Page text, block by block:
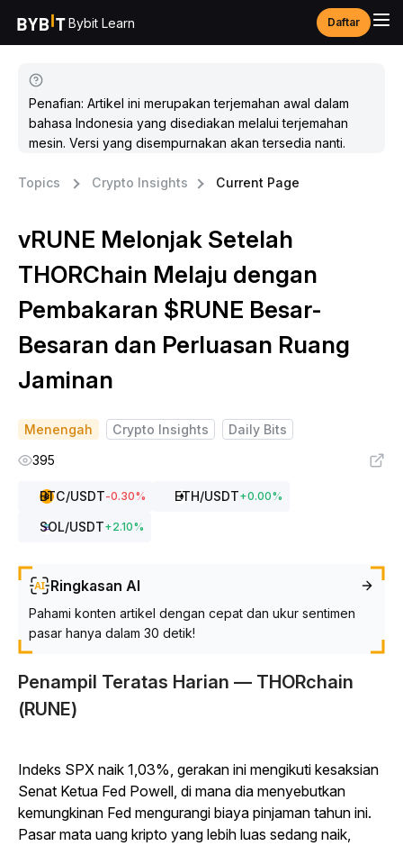
Bybit Learn Daftar
Penafian: Artikel ini merupakan terjemahan awal dalam
bahasa Indonesia yang disediakan melalui terjemahan
mesin. Versi yang disempurnakan akan tersedia nanti.
Topics Crypto Insights Current Page
vRUNE Melonjak Setelah
THORChain Melaju dengan
Pembakaran $RUNE Besar-
Besaran dan Perluasan Ruang
Jaminan
Menengah Crypto Insights
Daily Bits
395
BTC/USDT-0.30% ETH/USDT+0.00%
SOL/USDT+2.10%
Ringkasan AI
Pahami konten artikel dengan cepat dan ukur sentimen
pasar hanya dalam 30 detik!
Penampil Teratas Harian — THORchain
(RUNE)
Indeks SPX naik 1,03%, gerakan ini mengikuti kesaksian
Senat Ketua Fed Powell, di mana dia menyebutkan
kemungkinan Fed mengurangi biaya pinjaman tahun ini.
Pasar mata uang kripto yang lebih luas sedang naik,